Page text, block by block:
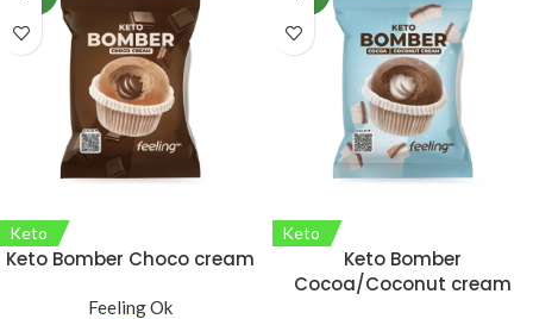
Keto
Keto Bomber Choco cream
Feeling Ok
Keto
Keto Bomber
Cocoa/Coconut cream